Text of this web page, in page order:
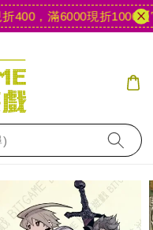
，滿6000現折1000【官
)